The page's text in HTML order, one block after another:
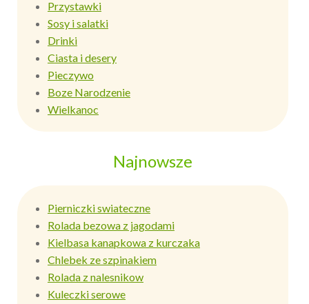
Przystawki
Sosy i salatki
Drinki
Ciasta i desery
Pieczywo
Boze Narodzenie
Wielkanoc
Najnowsze
Pierniczki swiateczne
Rolada bezowa z jagodami
Kielbasa kanapkowa z kurczaka
Chlebek ze szpinakiem
Rolada z nalesnikow
Kuleczki serowe